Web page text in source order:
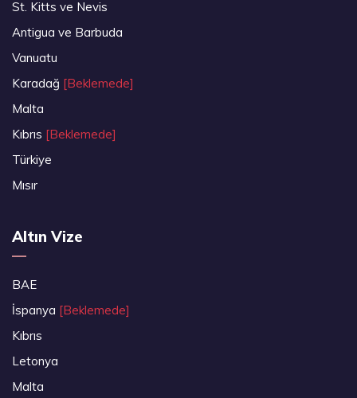
St. Kitts ve Nevis
Antigua ve Barbuda
Vanuatu
Karadağ [Beklemede]
Malta
Kıbrıs [Beklemede]
Türkiye
Mısır
Altın Vize
BAE
İspanya [Beklemede]
Kıbrıs
Letonya
Malta